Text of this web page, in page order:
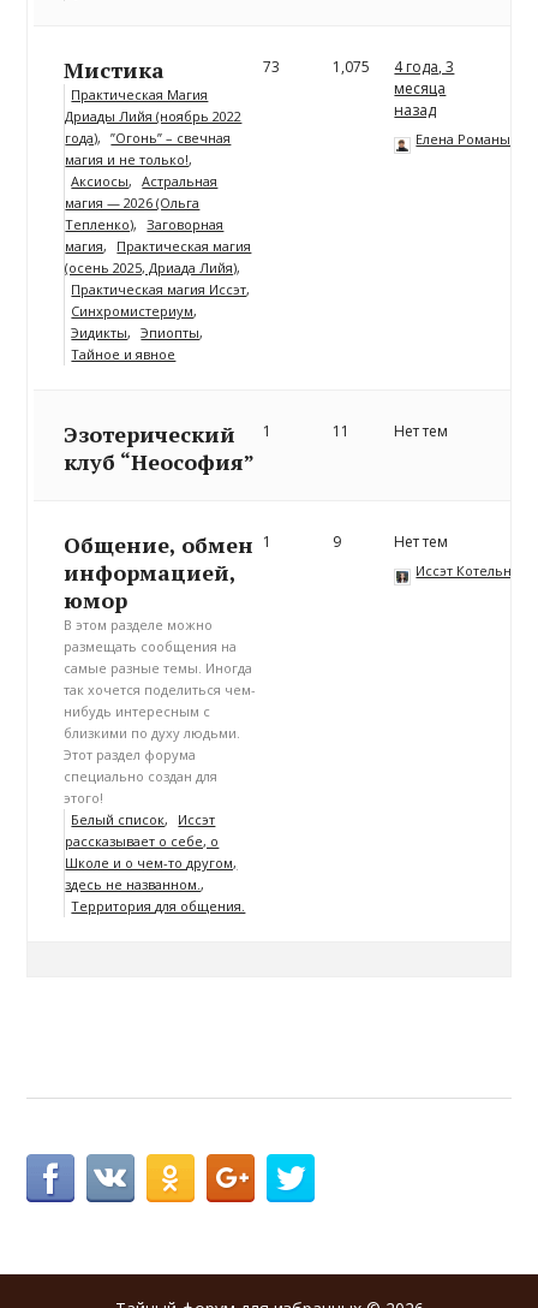
Мистика
Практическая Магия
Дриады Лийя (ноябрь 2022
года)
”Огонь” – свечная
магия и не только!
Аксиосы
Астральная
магия — 2026 (Ольга
Тепленко)
Заговорная
магия
Практическая магия
(осень 2025, Дриада Лийя)
Практическая магия Иссэт
Синхромистериум
Эидикты
Эпиопты
Тайное и явное
73 1,075
4 года, 3
месяца
назад
Елена
Эзотерический
клуб “Неософия”
1 11 Нет тем
Общение, обмен
информацией,
юмор
В этом разделе можно
размещать сообщения на
самые разные темы. Иногда
так хочется поделиться чем-
нибудь интересным с
близкими по духу людьми.
Этот раздел форума
специально создан для
этого!
Белый список
Иссэт
рассказывает о себе, о
Школе и о чем-то другом,
здесь не названном.
Территория для общения.
1 9 Нет тем
Иссэт